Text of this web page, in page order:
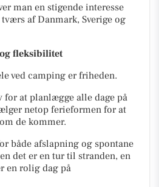
man en stigende interesse
af Danmark, Sverige og
fleksibilitet
ved camping er friheden.
for at planlægge alle dage på
netop ferieformen for at
de kommer.
både afslapning og spontane
det er en tur til stranden, en
en rolig dag på